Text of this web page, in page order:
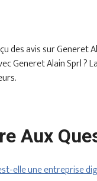
des avis sur Generet
Generet Alain Sprl ?
Aux
elle une entreprise